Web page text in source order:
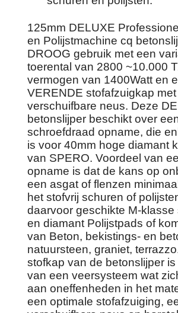
125mm DELUXE
en Polijstmachine cq
DROOG gebruik met een
toerental van 2800 ~10.000
vermogen van 1400Watt en
VERENDE stofafzuigkap met
verschuifbare neus. Deze
betonslijper beschikt over
schroefdraad opname, die
is voor 40mm hoge diamant
van SPERO. Voordeel van
opname is dat de kans op
een asgat of flenzen
het stofvrij schuren of
daarvoor geschikte M-klasse
en diamant Polijstpads of
van Beton, bekistings- en
natuursteen, graniet,
stofkap van de betonslijper
van een veersysteem wat
aan oneffenheden in het
een optimale stofafzuiging,